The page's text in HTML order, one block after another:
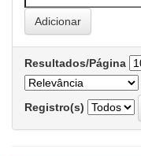
Resultados/Página
Registro(s)